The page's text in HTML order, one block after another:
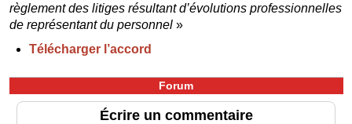
règlement des litiges résultant d’évolutions professionnelles
de représentant du personnel»
Télécharger l’accord
Forum
Écrire un commentaire